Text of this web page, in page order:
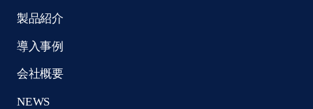
製品紹介
導入事例
会社概要
NEWS